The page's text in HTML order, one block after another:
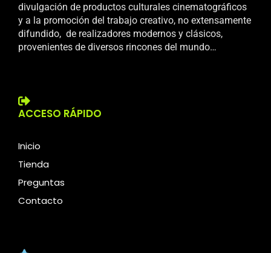
divulgación de productos culturales cinematográficos
y a la promoción del trabajo creativo, no extensamente
difundido, de realizadores modernos y clásicos,
provenientes de diversos rincones del mundo…
ACCESO RÁPIDO
Inicio
Tienda
Preguntas
Contacto